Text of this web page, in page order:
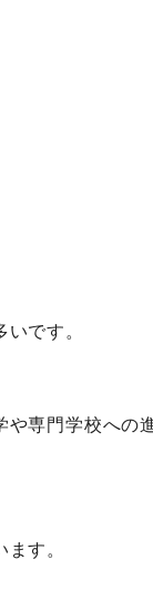
です。
専門学校への
す。